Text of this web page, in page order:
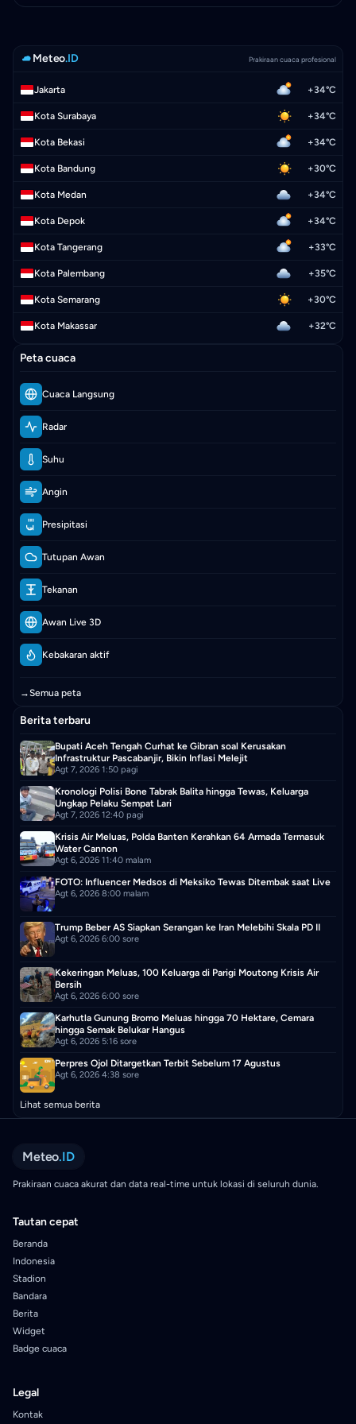
Meteo.ID Prakiraan cuaca profesional
Jakarta +34°C
Kota Surabaya +34°C
Kota Bekasi +34°C
Kota Bandung +30°C
Kota Medan +34°C
Kota Depok +34°C
Kota Tangerang +33°C
Kota Palembang +35°C
Kota Semarang +30°C
Kota Makassar +32°C
Peta cuaca
Cuaca Langsung
Radar
Suhu
Angin
Presipitasi
Tutupan Awan
Tekanan
Awan Live 3D
Kebakaran aktif
→Semua peta
Berita terbaru
Bupati Aceh Tengah Curhat ke Gibran soal Kerusakan
Infrastruktur Pascabanjir, Bikin Inflasi Melejit
Agt 7, 2026 1:50 pagi
Kronologi Polisi Bone Tabrak Balita hingga Tewas, Keluarga
Ungkap Pelaku Sempat Lari
Agt 7, 2026 12:40 pagi
Krisis Air Meluas, Polda Banten Kerahkan 64 Armada Termasuk
Water Cannon
Agt 6, 2026 11:40 malam
FOTO: Influencer Medsos di Meksiko Tewas Ditembak saat Live
Agt 6, 2026 8:00 malam
Trump Beber AS Siapkan Serangan ke Iran Melebihi Skala PD II
Agt 6, 2026 6:00 sore
Kekeringan Meluas, 100 Keluarga di Parigi Moutong Krisis Air
Bersih
Agt 6, 2026 6:00 sore
Karhutla Gunung Bromo Meluas hingga 70 Hektare, Cemara
hingga Semak Belukar Hangus
Agt 6, 2026 5:16 sore
Perpres Ojol Ditargetkan Terbit Sebelum 17 Agustus
Agt 6, 2026 4:38 sore
Lihat semua berita
Meteo.ID
Prakiraan cuaca akurat dan data real-time untuk lokasi di seluruh dunia.
Tautan cepat
Beranda
Indonesia
Stadion
Bandara
Berita
Widget
Badge cuaca
Legal
Kontak